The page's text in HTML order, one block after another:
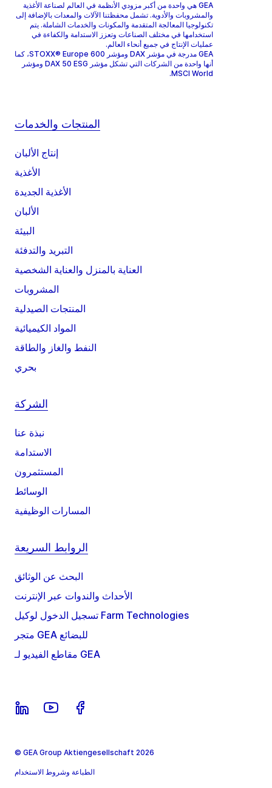
GEA هي واحدة من أكبر مزودي الأنظمة في العالم لصناعة الأغذية
والمشروبات والأدوية. تشمل محفظتنا الآلات والمعدات بالإضافة إلى
تكنولوجيا المعالجة المتقدمة والمكونات والخدمات الشاملة. يتم
استخدامها في مختلف الصناعات وتعزز الاستدامة والكفاءة في
عمليات الإنتاج في جميع أنحاء العالم.
GEA مدرجة في مؤشر DAX ومؤشر STOXX® Europe 600، كما
أنها واحدة من الشركات التي تشكل مؤشر DAX 50 ESG ومؤشر
MSCI World.
المنتجات والخدمات
إنتاج الألبان
الأغذية
الأغذية الجديدة
الألبان
البيئة
التبريد والتدفئة
العناية بالمنزل والعناية الشخصية
المشروبات
المنتجات الصيدلية
المواد الكيميائية
النفط والغاز والطاقة
بحري
الشركة
نبذة عنا
الاستدامة
المستثمرون
الوسائط
المسارات الوظيفية
الروابط السريعة
البحث عن الوثائق
الأحداث والندوات عبر الإنترنت
تسجيل الدخول لوكيل Farm Technologies
متجر GEA للبضائع
مقاطع الفيديو لـ GEA
© GEA Group Aktiengesellschaft 2026
الطباعة وشروط الاستخدام